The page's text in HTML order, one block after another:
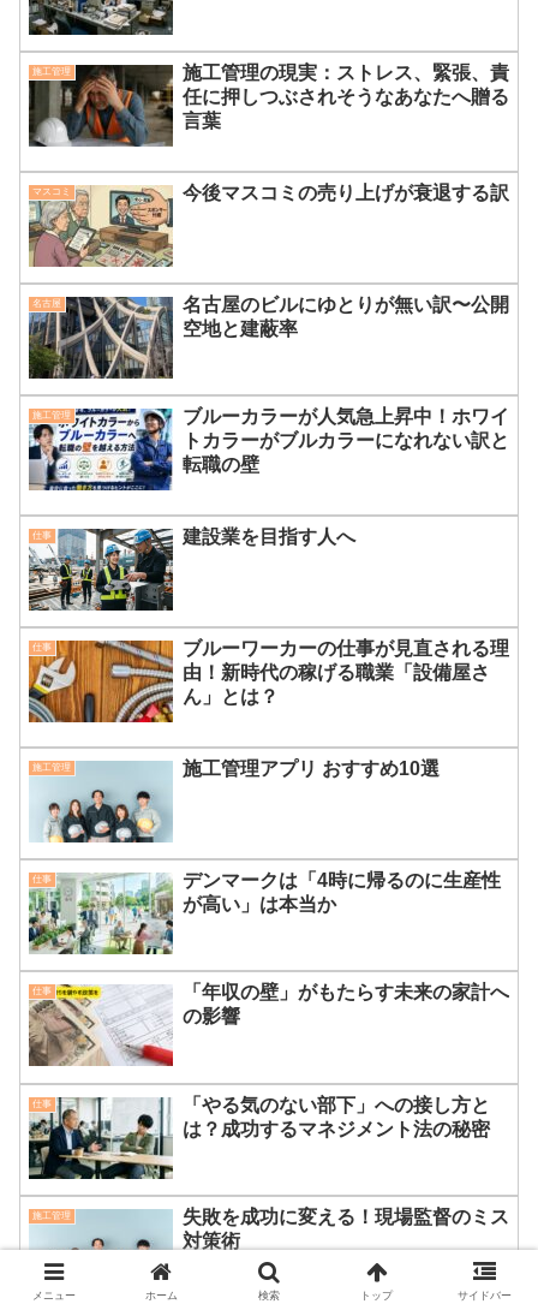
施工管理
施工管理の現実：ストレス、緊張、責
任に押しつぶされそうなあなたへ贈る
言葉
マスコミ 今後マスコミの売り上げが衰退する訳
名古屋
名古屋のビルにゆとりが無い訳〜公開
空地と建蔽率
施工管理
ブルーカラーが人気急上昇中！ホワイ
トカラーがブルカラーになれない訳と
転職の壁
仕事 建設業を目指す人へ
仕事
ブルーワーカーの仕事が見直される理
由！新時代の稼げる職業「設備屋さ
ん」とは？
施工管理 施工管理アプリ おすすめ10選
仕事
デンマークは「4時に帰るのに生産性
が高い」は本当か
仕事
「年収の壁」がもたらす未来の家計へ
の影響
仕事
「やる気のない部下」への接し方と
は？成功するマネジメント法の秘密
施工管理
失敗を成功に変える！現場監督のミス
対策術
メニュー ホーム 検索 トップ サイドバー